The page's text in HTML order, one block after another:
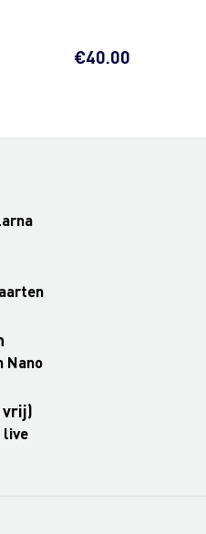
€40.00
Nano
vrij)
live